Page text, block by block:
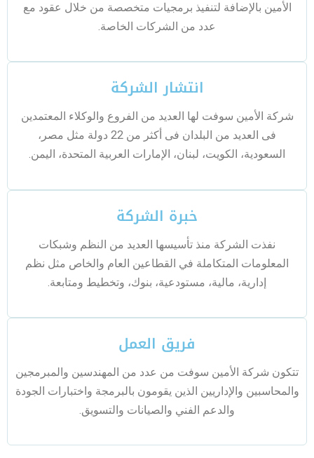
الأمين بالإضافة لتنفيذ برمجيات متخصصة من خلال عقود مع
عدد من الشركات الخاصة.
انتشار الشركة
شركة الأمين سوفت لها العديد من الفروع والوكلاء المعتمدين
فى العديد من البلدان فى أكثر من 22 دولة مثل مصر،
السعودية، الكويت، لبنان، الإمارات العربية المتحدة، اليمن.
خبرة الشركة
نفذت الشركة منذ تأسيسها العديد من النظم وشبكات
المعلومات المتكاملة في القطاعين العام والخاص مثل نظم
إدارية، مالية، مستودعية، بنوك، وتخطيط ومتابعة.
فريق العمل
تتكون شركة الأمين سوفت من عدد من المهندسين والمبرمجين
والمحاسبين والإداريين الذين يقومون بالبرمجة واختبارات الجودة
والدعم الفني والصيانات والتسويق.